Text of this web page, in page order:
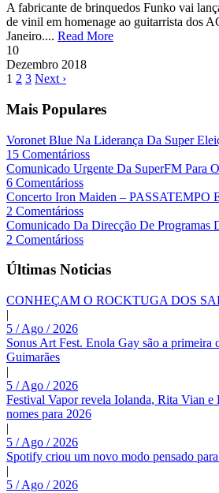
A fabricante de brinquedos Funko vai
de vinil em homenage ao guitarrista dos
Janeiro.... Read More
10
Dezembro 2018
1 2 3 Next ›
Mais Populares
Voronet Blue Na Liderança Da Super
15 Comentárioss
Comunicado Urgente Da SuperFM Para
6 Comentárioss
Concerto Iron Maiden – PASSATEMPO
2 Comentárioss
Comunicado Da Direcção De Programas
2 Comentárioss
Últimas Noticias
CONHEÇAM O ROCKTUGA DOS
|
5 / Ago / 2026
Sonus Art Fest. Enola Gay são a primeira
Guimarães
|
5 / Ago / 2026
Festival Vapor revela Iolanda, Rita Vian e
nomes para 2026
|
5 / Ago / 2026
Spotify criou um novo modo pensado
|
5 / Ago / 2026